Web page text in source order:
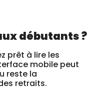
débutants ?
prêt à lire les
mobile peut
reste la
retraits.